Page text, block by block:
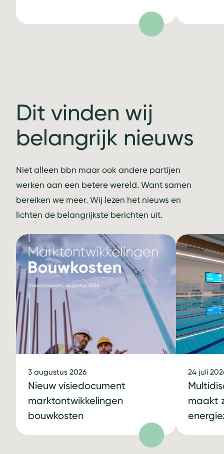
Dit vinden wij
belangrijk nieuws
Niet alleen bbn maar ook andere partijen
werken aan een betere wereld. Want samen
bereiken we meer. Wij lezen het nieuws en
lichten de belangrijkste berichten uit.
3 augustus 2026
Nieuw visiedocument
marktontwikkelingen
bouwkosten
24 juli
maakt